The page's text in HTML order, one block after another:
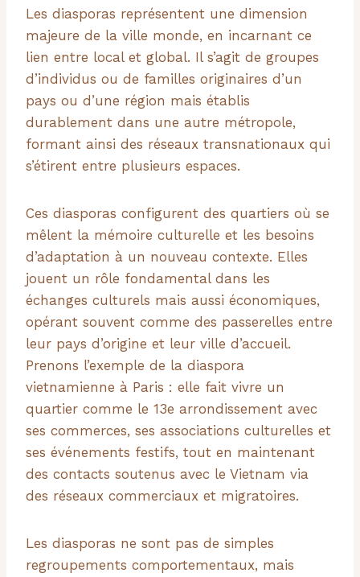
Les diasporas représentent une dimension
majeure de la ville monde, en incarnant ce
lien entre local et global. Il s’agit de groupes
d’individus ou de familles originaires d’un
pays ou d’une région mais établis
durablement dans une autre métropole,
formant ainsi des réseaux transnationaux qui
s’étirent entre plusieurs espaces.
Ces diasporas configurent des quartiers où se
mêlent la mémoire culturelle et les besoins
d’adaptation à un nouveau contexte. Elles
jouent un rôle fondamental dans les
échanges culturels mais aussi économiques,
opérant souvent comme des passerelles entre
leur pays d’origine et leur ville d’accueil.
Prenons l’exemple de la diaspora
vietnamienne à Paris : elle fait vivre un
quartier comme le 13e arrondissement avec
ses commerces, ses associations culturelles et
ses événements festifs, tout en maintenant
des contacts soutenus avec le Vietnam via
des réseaux commerciaux et migratoires.
Les diasporas ne sont pas de simples
regroupements comportementaux, mais